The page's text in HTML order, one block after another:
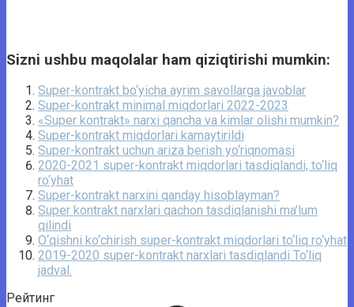
Sizni ushbu maqolalar ham qiziqtirishi mumkin:
Super-kontrakt bo‘yicha ayrim savollarga javoblar
Super-kontrakt minimal miqdorlari 2022-2023
«Super kontrakt» narxi qancha va kimlar olishi mumkin?
Super-kontrakt miqdorlari kamaytirildi
Super-kontrakt uchun ariza berish yo‘riqnomasi
2020-2021 super-kontrakt miqdorlari tasdiqlandi, to‘liq
ro‘yhat
Super-kontrakt narxini qanday hisoblayman?
Super kontrakt narxlari qachon tasdiqlanishi ma’lum
qilindi
O‘qishni ko‘chirish super-kontrakt miqdorlari to‘liq ro‘yhat
2019-2020 super-kontrakt narxlari tasdiqlandi To‘liq
jadval.
Рейтинг